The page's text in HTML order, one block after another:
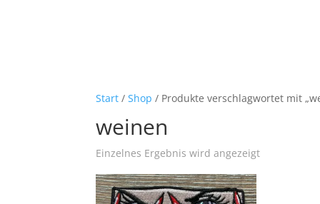
Start /Shop / Produkte verschlagwortet mit
weinen
Einzelnes Ergebnis wird angezeigt